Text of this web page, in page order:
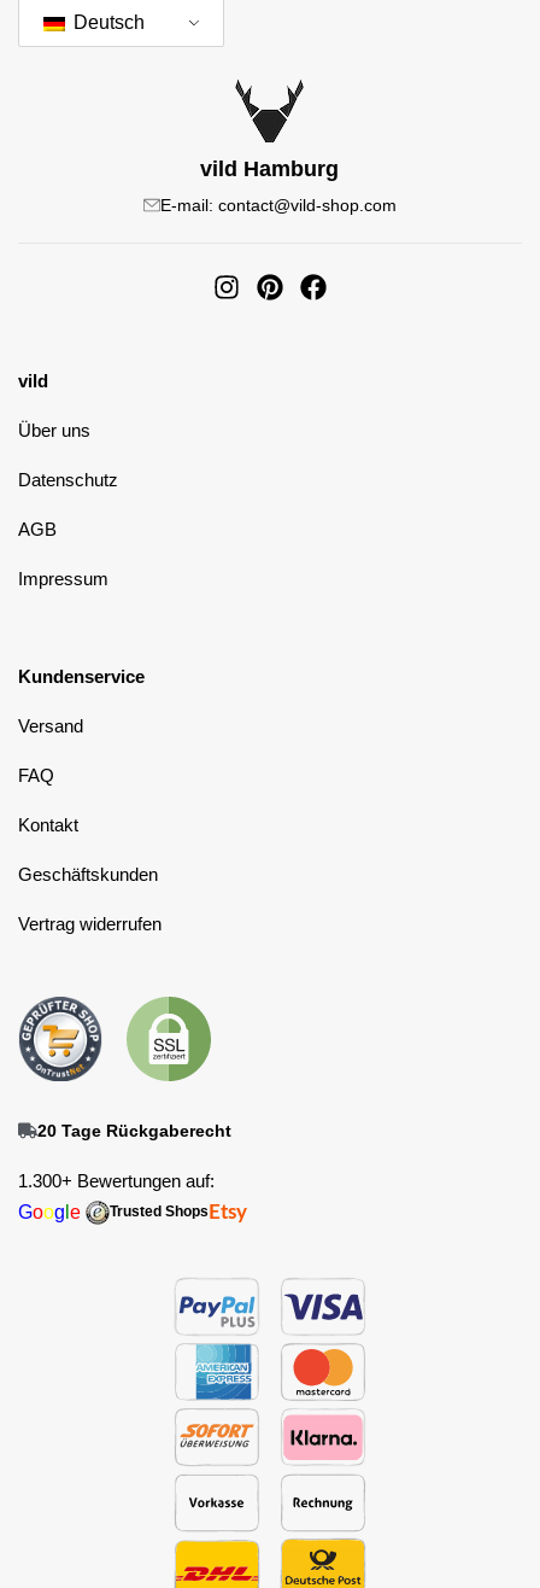
Deutsch
vild Hamburg
E-mail: contact@vild-shop.com
vild
Über uns
Datenschutz
AGB
Impressum
Kundenservice
Versand
FAQ
Kontakt
Geschäftskunden
Vertrag widerrufen
20 Tage Rückgaberecht
1.300+ Bewertungen auf:
Goog e Trusted Shops Etsy